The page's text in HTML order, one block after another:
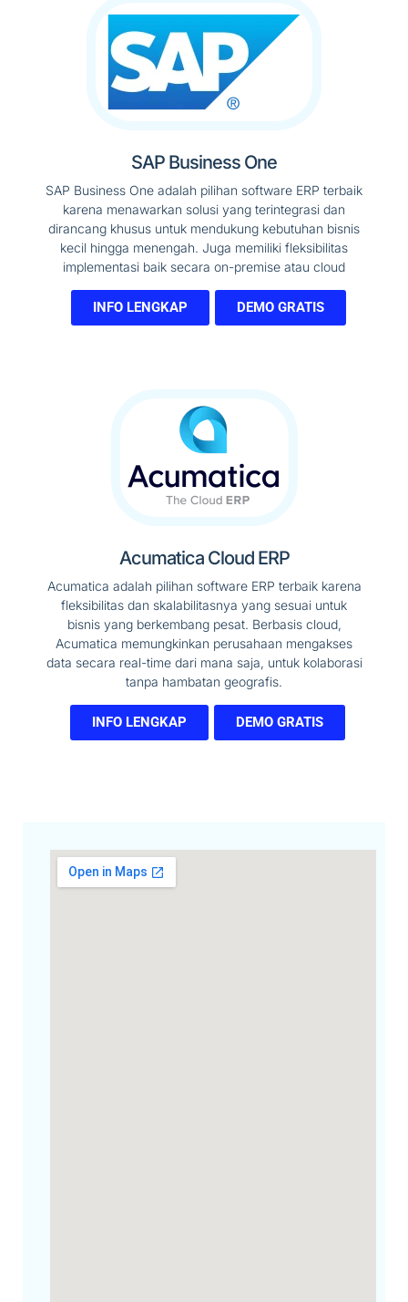
SAP Business One
SAP Business One adalah pilihan software ERP terbaik
karena menawarkan solusi yang terintegrasi dan
dirancang khusus untuk mendukung kebutuhan bisnis
kecil hingga menengah. Juga memiliki fleksibilitas
implementasi baik secara on-premise atau cloud
INFO LENGKAP DEMO GRATIS
Acumatica Cloud ERP
Acumatica adalah pilihan software ERP terbaik karena
fleksibilitas dan skalabilitasnya yang sesuai untuk
bisnis yang berkembang pesat. Berbasis cloud,
Acumatica memungkinkan perusahaan mengakses
data secara real-time dari mana saja, untuk kolaborasi
tanpa hambatan geografis.
INFO LENGKAP DEMO GRATIS